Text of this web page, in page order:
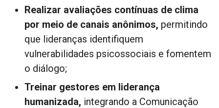
Realizar avaliações contínuas de clima
por meio de canais anônimos, permitindo
que lideranças identifiquem
vulnerabilidades psicossociais e fomentem
o diálogo;
Treinar gestores em liderança
humanizada, integrando a Comunicação